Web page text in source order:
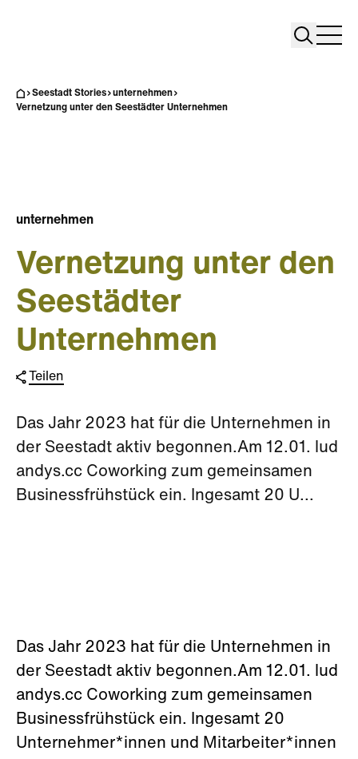
Search
Seestadt Stories
unternehmen
Vernetzung unter den Seestädter Unternehmen
unternehmen
Vernetzung unter den
Seestädter
Unternehmen
Teilen
Das Jahr 2023 hat für die Unternehmen in
der Seestadt aktiv begonnen.Am 12.01. lud
andys.cc Coworking zum gemeinsamen
Businessfrühstück ein. Ingesamt 20 U...
Das Jahr 2023 hat für die Unternehmen in
der Seestadt aktiv begonnen.Am 12.01. lud
andys.cc Coworking zum gemeinsamen
Businessfrühstück ein. Ingesamt 20
Unternehmer*innen und Mitarbeiter*innen